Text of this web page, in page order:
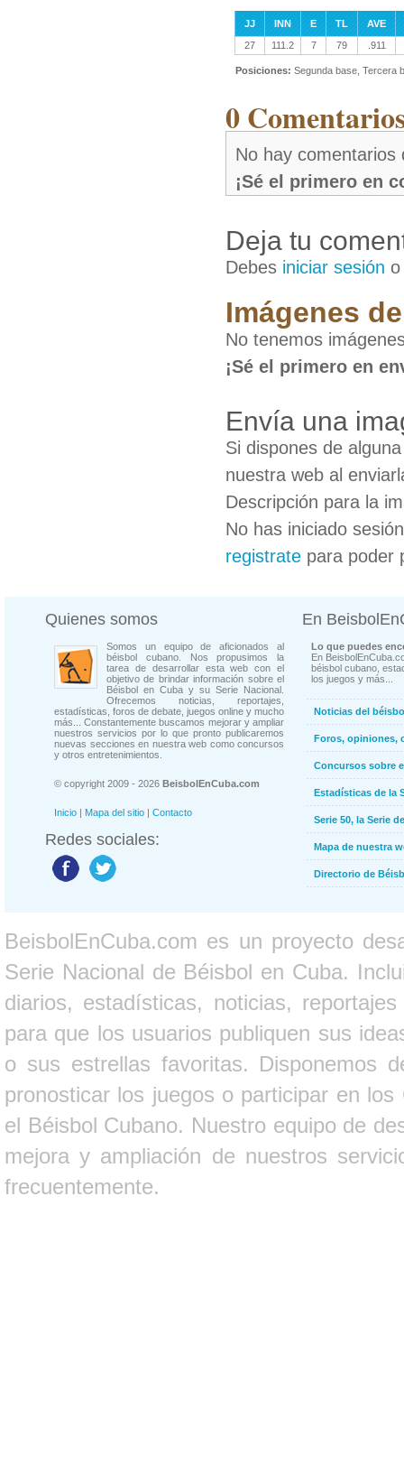
JJ INN E TL
AVE
27
111.2 7 79 .911
Posiciones: Segunda base, Tercera
0
No hay comentarios
¡Sé el primero en
Deja tu
Debes iniciar sesión
Imágenes
No tenemos
¡Sé el primero en
Envía una
Si dispones de
nuestra web al
Descripción para la
No has iniciado
registrate para poder
Quienes somos
Somos un equipo de aficionados al
béisbol cubano. Nos propusimos la
tarea de desarrollar esta web con el
objetivo de brindar información sobre el
Béisbol en Cuba y su Serie Nacional.
Ofrecemos noticias, reportajes,
estadísticas, foros de debate, juegos online y mucho
más... Constantemente buscamos mejorar y ampliar
nuestros servicios por lo que pronto publicaremos
nuevas secciones en nuestra web como concursos
y otros entretenimientos.
© copyright 2009 - 2026 BeisbolEnCuba.com
Inicio | Mapa del sitio | Contacto
Redes sociales:
En
Lo que puedes
En
béisbol cubano,
los juegos y más...
Noticias del
Foros, opiniones,
Concursos sobre
Estadísticas de la
Serie 50, la Serie
Mapa de nuestra
Directorio de
BeisbolEnCuba.com es un proyecto
Serie Nacional de Béisbol en Cuba.
diarios, estadísticas, noticias,
para que los usuarios publiquen sus
o sus estrellas favoritas. Disponemos
pronosticar los juegos o participar en
el Béisbol Cubano. Nuestro equipo de
mejora y ampliación de nuestros
frecuentemente.